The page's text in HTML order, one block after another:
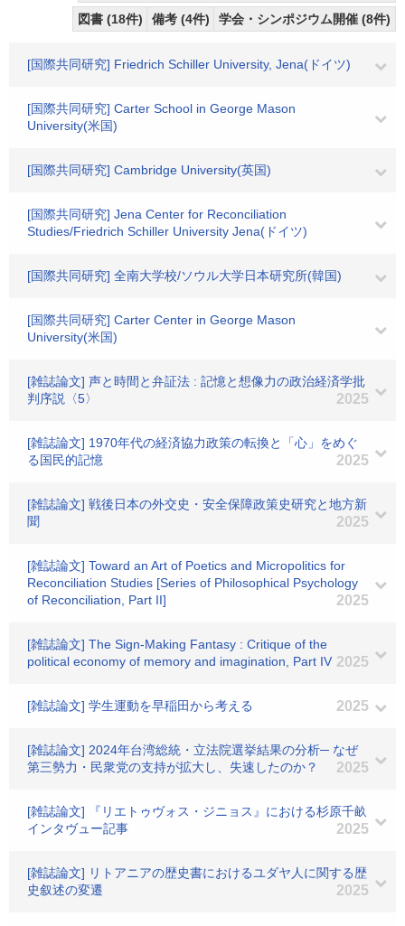
図書 (18件)
備考 (4件) 学会・シンポジウム開催 (8件)
[国際共同研究] Friedrich Schiller University, Jena(ドイツ)
[国際共同研究] Carter School in George Mason
University(米国)
[国際共同研究] Cambridge University(英国)
[国際共同研究] Jena Center for Reconciliation
Studies/Friedrich Schiller University Jena(ドイツ)
[国際共同研究] 全南大学校/ソウル大学日本研究所(韓国)
[国際共同研究] Carter Center in George Mason
University(米国)
[雑誌論文] 声と時間と弁証法 : 記憶と想像力の政治経済学批
判序説〈5〉
2025
[雑誌論文] 1970年代の経済協力政策の転換と「心」をめぐ
る国民的記憶
2025
[雑誌論文] 戦後日本の外交史・安全保障政策史研究と地方新
聞
2025
[雑誌論文] Toward an Art of Poetics and Micropolitics for
Reconciliation Studies [Series of Philosophical Psychology
of Reconciliation, Part II]
2025
[雑誌論文] The Sign-Making Fantasy : Critique of the
political economy of memory and imagination, Part IV 2025
[雑誌論文] 学生運動を早稲田から考える 2025
[雑誌論文] 2024年台湾総統・立法院選挙結果の分析─ なぜ
第三勢力・民衆党の支持が拡大し、失速したのか？
2025
[雑誌論文] 『リエトゥヴォス・ジニョス』における杉原千畝
インタヴュー記事
2025
[雑誌論文] リトアニアの歴史書におけるユダヤ人に関する歴
史叙述の変遷
2025